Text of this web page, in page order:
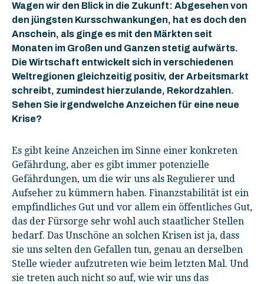
Wagen wir den Blick in die Zukunft: Abgesehen von
den jüngsten Kursschwankungen, hat es doch den
Anschein, als ginge es mit den Märkten seit
Monaten im Großen und Ganzen stetig aufwärts.
Die Wirtschaft entwickelt sich in verschiedenen
Weltregionen gleichzeitig positiv, der Arbeitsmarkt
schreibt, zumindest hierzulande, Rekordzahlen.
Sehen Sie irgendwelche Anzeichen für eine neue
Krise?
Es gibt keine Anzeichen im Sinne einer konkreten
Gefährdung, aber es gibt immer potenzielle
Gefährdungen, um die wir uns als Regulierer und
Aufseher zu kümmern haben. Finanzstabilität ist ein
empfindliches Gut und vor allem ein öffentliches Gut,
das der Fürsorge sehr wohl auch staatlicher Stellen
bedarf. Das Unschöne an solchen Krisen ist ja, dass
sie uns selten den Gefallen tun, genau an derselben
Stelle wieder aufzutreten wie beim letzten Mal. Und
sie treten auch nicht so auf, wie wir uns das